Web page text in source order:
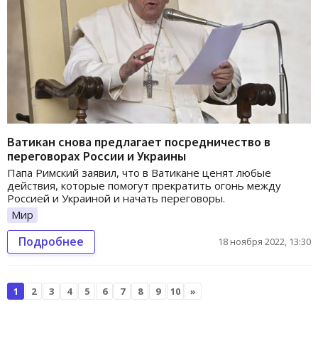
Ватикан снова предлагает посредничество в
переговорах России и Украины
Папа Римский заявил, что в Ватикане ценят любые
действия, которые помогут прекратить огонь между
Россией и Украиной и начать переговоры.
Мир
Подробнее 18 ноября 2022, 13:30
1 2 3 4 5 6 7 8 9 10 »